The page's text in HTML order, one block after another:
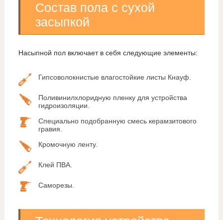
Состав пола с сухой
засыпкой
Насыпной пол включает в себя следующие элементы:
Гипсоволокнистые влагостойкие листы Кнауф.
Поливинилхлоридную пленку для устройства
гидроизоляции.
Специально подобранную смесь керамзитового
гравия.
Кромочную ленту.
Клей ПВА.
Саморезы.